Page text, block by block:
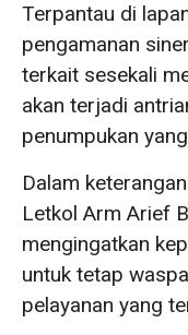
Terpantau di
pengamanan
terkait sesekali
akan terjadi
penumpukan
Dalam
Letkol Arm Arief
mengingatkan
untuk tetap
pelayanan yang